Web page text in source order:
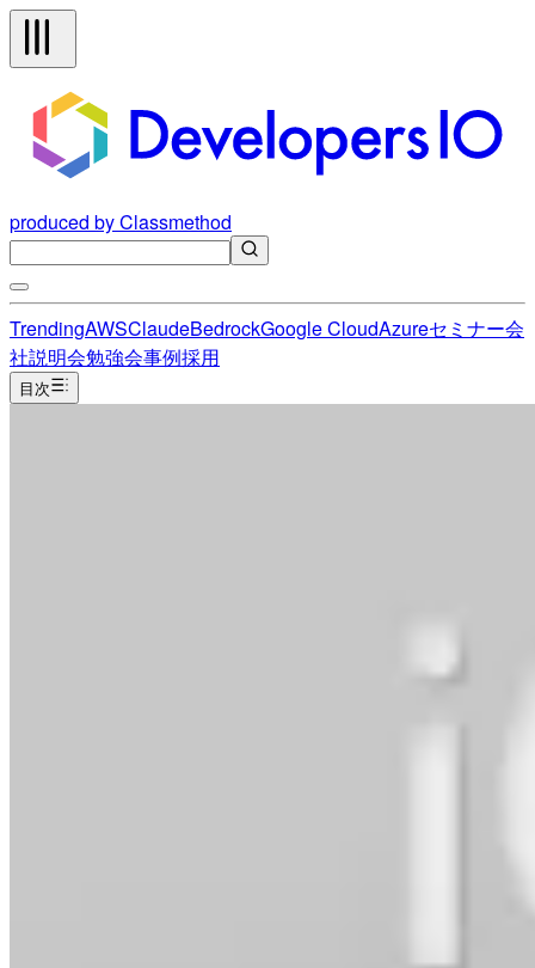
produced by Classmethod
TrendingAWSClaudeBedrockGoogle CloudAzureセミナー会
社説明会勉強会事例採用
目次